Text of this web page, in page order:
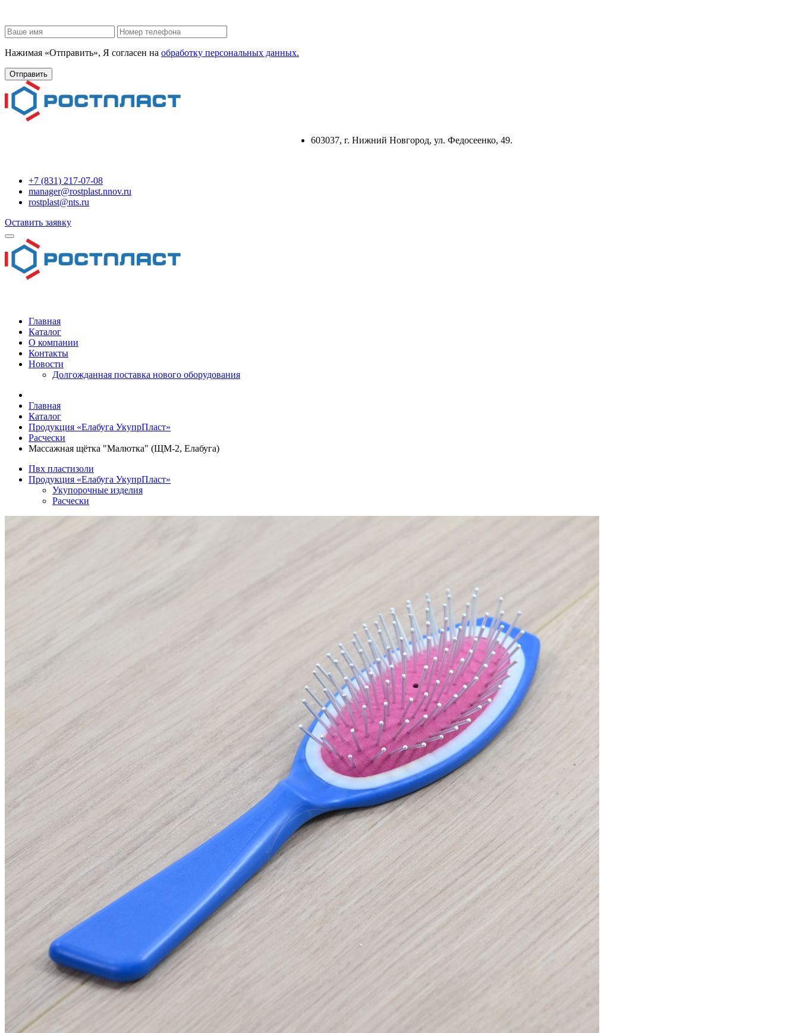
Нажимая «Отправить», Я согласен на обработку персональных данных.
603037, г. Нижний Новгород, ул. Федосеенко, 49.
+7 (831) 217-07-08
manager@rostplast.nnov.ru
rostplast@nts.ru
Оставить заявку
Главная
Каталог
О компании
Контакты
Новости
Долгожданная поставка нового оборудования
Главная
Каталог
Продукция «Елабуга УкупрПласт»
Расчески
Массажная щётка "Малютка" (ЩМ-2, Елабуга)
Пвх пластизоли
Продукция «Елабуга УкупрПласт»
Укупорочные изделия
Расчески